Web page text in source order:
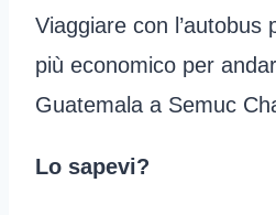
Viaggiare con l’autobus
più economico per
Guatemala a Semuc
Lo sapevi?